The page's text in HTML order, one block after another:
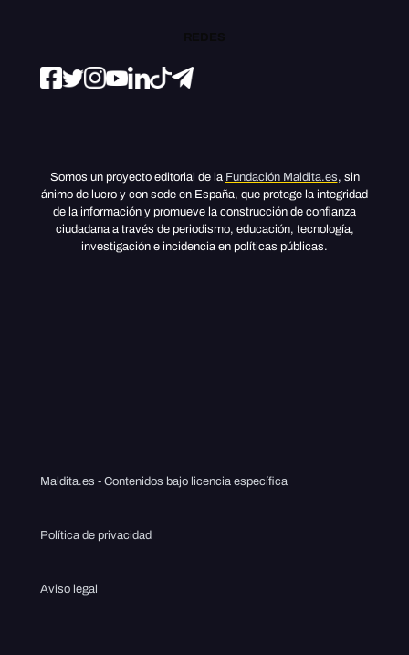
Somos un proyecto editorial de la Fundación Maldita.es, sin
ánimo de lucro y con sede en España, que protege la integridad
de la información y promueve la construcción de confianza
ciudadana a través de periodismo, educación, tecnología,
investigación e incidencia en políticas públicas.
Maldita.es - Contenidos bajo licencia específica
Política de privacidad
Aviso legal